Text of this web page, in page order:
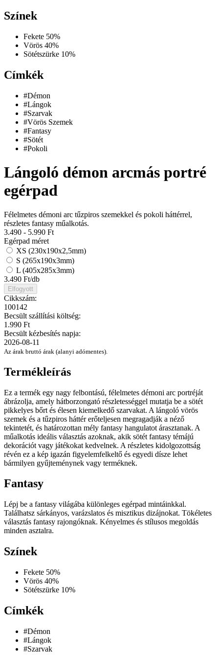
Színek
Fekete 50%
Vörös 40%
Sötétszürke 10%
Címkék
#Démon
#Lángok
#Szarvak
#Vörös Szemek
#Fantasy
#Sötét
#Pokoli
Lángoló démon arcmás portré
egérpad
Félelmetes démoni arc tűzpiros szemekkel és pokoli háttérrel,
részletes fantasy műalkotás.
3.490 - 5.990 Ft
Egérpad méret
XS (230x190x2,5mm)
S (265x190x3mm)
L (405x285x3mm)
3.490 Ft/db
Elfogyott
Cikkszám:
100142
Becsült szállítási költség:
1.990 Ft
Becsült kézbesítés napja:
2026-08-11
Az árak bruttó árak (alanyi adómentes).
Termékleírás
Ez a termék egy nagy felbontású, félelmetes démoni arc portréját
ábrázolja, amely hátborzongató részletességgel mutatja be a sötét
pikkelyes bőrt és élesen kiemelkedő szarvakat. A lángoló vörös
szemek és a tűzpiros háttér erőteljesen megragadják a néző
tekintetét, és határozottan mély fantasy hangulatot árasztanak. A
műalkotás ideális választás azoknak, akik sötét fantasy témájú
dekorációt vagy játékokat kedvelnek. A részletes kidolgozottság
révén ez a kép igazán figyelemfelkeltő és egyedi dísze lehet
bármilyen gyűjteménynek vagy terméknek.
Fantasy
Lépj be a fantasy világába különleges egérpad mintáinkkal.
Találhatsz sárkányos, varázslatos és misztikus dizájnokat. Tökéletes
választás fantasy rajongóknak. Kényelmes és stílusos megoldás
minden asztalra.
Színek
Fekete 50%
Vörös 40%
Sötétszürke 10%
Címkék
#Démon
#Lángok
#Szarvak